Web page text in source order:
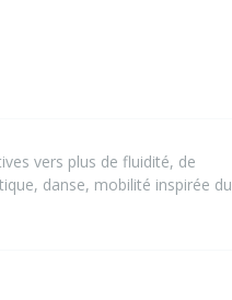
vers plus de fluidité, de
danse, mobilité inspirée du